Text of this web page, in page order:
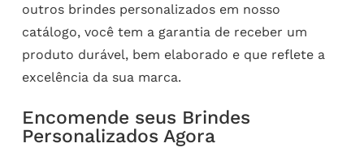
outros brindes personalizados em nosso
catálogo, você tem a garantia de receber um
produto durável, bem elaborado e que reflete a
excelência da sua marca.
Encomende seus Brindes
Personalizados Agora